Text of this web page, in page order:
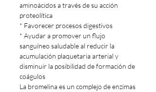
aminoácidos a través de su acción
proteolítica
* Favorecer procesos digestivos
* Ayudar a promover un flujo
sanguíneo saludable al reducir la
acumulación plaquetaria arterial y
disminuir la posibilidad de formación de
coágulos
La bromelina es un complejo de enzimas